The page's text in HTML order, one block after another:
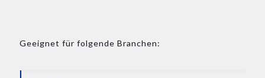
Geeignet für folgende Branchen: